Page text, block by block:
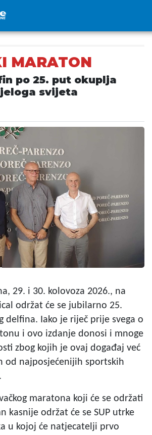
MARATON
po 25. put okuplja
svijeta
29. i 30. kolovoza 2026., na
održat će se jubilarno 25.
delfina. Iako je riječ prije svega o
i ovo izdanje donosi i mnoge
zbog kojih je ovaj događaj već
od najposjećenijih sportskih
maratona koji će se održati
kasnije održat će se SUP utrke
u kojoj će natjecatelji prvo